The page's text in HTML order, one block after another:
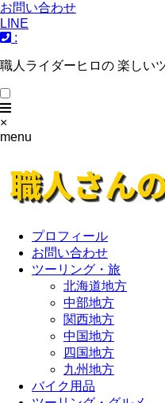
お問い合わせ
LINE
:
職人ライダーヒロの 楽しい
×
menu
プロフィール
お問い合わせ
ツーリング・旅
北海道地方
中部地方
関西地方
中国地方
四国地方
九州地方
バイク用品